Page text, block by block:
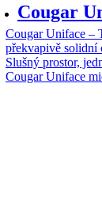
Cougar
Cougar Uniface –
překvapivě solidní
Slušný prostor,
Cougar Uniface